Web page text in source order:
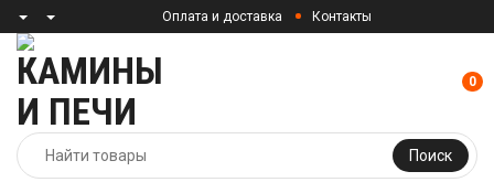
Оплата и доставка Контакты
Поиск
0